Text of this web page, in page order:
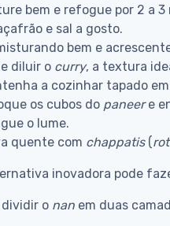
bem e refogue por 2 a
e sal a gosto.
bem e
diluir o curry, a textura
a cozinhar tapado
os cubos do paneere
o lume.
quente com chappatis(
inovadora pode
o nan em duas